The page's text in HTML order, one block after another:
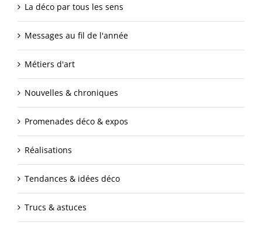
La déco par tous les sens
Messages au fil de l'année
Métiers d'art
Nouvelles & chroniques
Promenades déco & expos
Réalisations
Tendances & idées déco
Trucs & astuces